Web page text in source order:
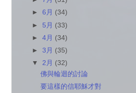
►6月 (34)
► 5月 (33)
►4月 (34)
►3月 (35)
▼ 2月 (32)
佛與輪迴的討論
要這樣的信耶穌才對